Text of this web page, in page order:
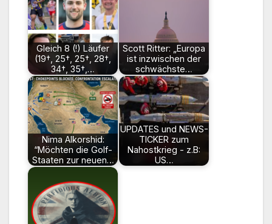
Gleich 8 (!) Läufer
(19†, 25†, 25†, 28†,
34†, 35†,…
Scott Ritter: „Europa
ist inzwischen der
schwächste…
Nima Alkorshid:
“Möchten die Golf-
Staaten zur neuen…
UPDATES und NEWS-
TICKER zum
Nahostkrieg - z.B:
US…